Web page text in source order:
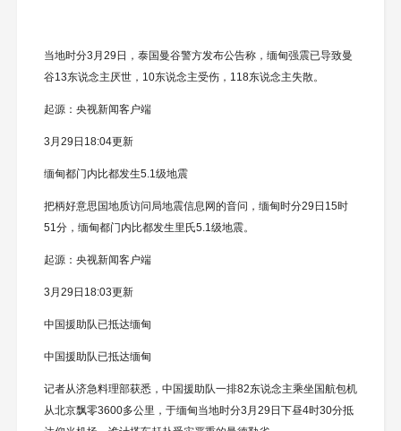
当地时分3月29日，泰国曼谷警方发布公告称，缅甸强震已导致曼
谷13东说念主厌世，10东说念主受伤，118东说念主失散。
起源：央视新闻客户端
3月29日18:04更新
缅甸都门内比都发生5.1级地震
把柄好意思国地质访问局地震信息网的音问，缅甸时分29日15时
51分，缅甸都门内比都发生里氏5.1级地震。
起源：央视新闻客户端
3月29日18:03更新
中国援助队已抵达缅甸
中国援助队已抵达缅甸
记者从济急料理部获悉，中国援助队一排82东说念主乘坐国航包机
从北京飘零3600多公里，于缅甸当地时分3月29日下昼4时30分抵